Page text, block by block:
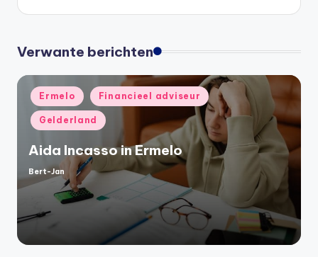
Verwante berichten
Geplaatst
in
Ermelo Financieel adviseur
Gelderland
Aida Incasso in Ermelo
Geplaatst
door
Bert-Jan